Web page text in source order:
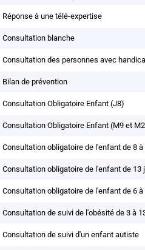
Réponse à une télé-expertise
Consultation blanche
Consultation des personnes avec
Bilan de prévention
Consultation Obligatoire Enfant (J8)
Consultation Obligatoire Enfant (M9 et
Consultation obligatoire de l'enfant de 8 à
Consultation obligatoire de l'enfant de 13
Consultation obligatoire de l'enfant de 6 à
Consultation de suivi de l'obésité de 3 à
Consultation de suivi d'un enfant autiste